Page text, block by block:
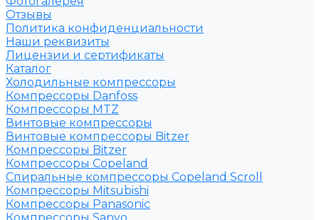
Отзывы
Политика конфиденциальности
Наши реквизиты
Лицензии и сертификаты
Каталог
Холодильные компрессоры
Компрессоры Danfoss
Компрессоры MTZ
Винтовые компрессоры
Винтовые компрессоры Bitzer
Компрессоры Bitzer
Компрессоры Copeland
Спиральные компрессоры Copeland Scroll
Компрессоры Mitsubishi
Компрессоры Panasonic